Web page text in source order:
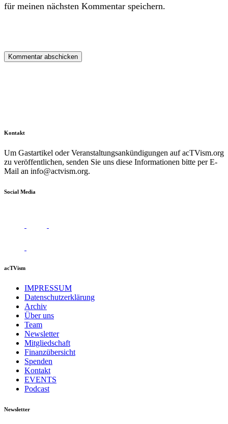
für meinen nächsten Kommentar speichern.
Kontakt
Um Gastartikel oder Veranstaltungsankündigungen auf acTVism.org
zu veröffentlichen, senden Sie uns diese Informationen bitte per E-
Mail an info@actvism.org.
Social Media
acTVism
IMPRESSUM
Datenschutzerklärung
Archiv
Über uns
Team
Newsletter
Mitgliedschaft
Finanzübersicht
Spenden
Kontakt
EVENTS
Podcast
Newsletter